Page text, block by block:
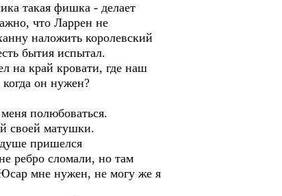
такая фишка - делает
что Ларрен не
наложить королевский
бытия испытал.
на край кровати, где наш
он нужен?
полюбоваться.
своей матушки.
пришелся
ребро сломали, но там
мне нужен, не могу же я